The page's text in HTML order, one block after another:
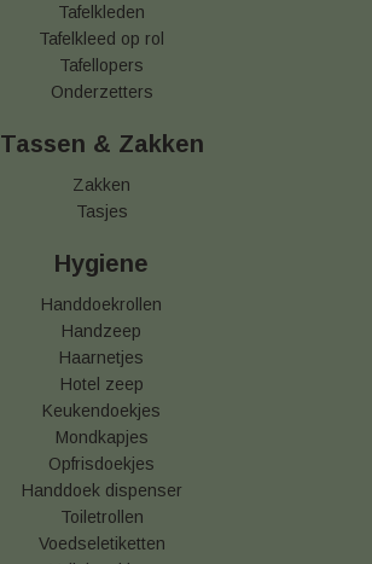
Tafelkleden
Tafelkleed op rol
Tafellopers
Onderzetters
Tassen & Zakken
Zakken
Tasjes
Hygiene
Handdoekrollen
Handzeep
Haarnetjes
Hotel zeep
Keukendoekjes
Mondkapjes
Opfrisdoekjes
Handdoek dispenser
Toiletrollen
Voedseletiketten